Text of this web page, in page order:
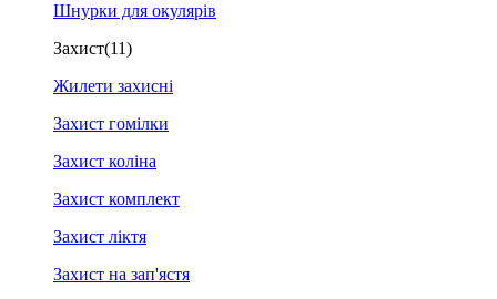
Шнурки для окулярів
Захист(11)
Жилети захисні
Захист гомілки
Захист коліна
Захист комплект
Захист ліктя
Захист на зап'ястя